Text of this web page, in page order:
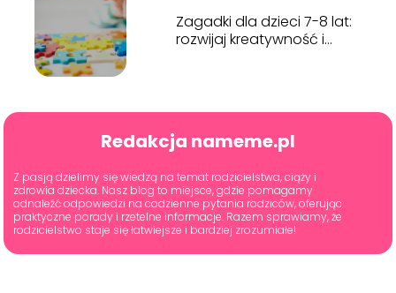
Zagadki dla dzieci 7-8 lat:
rozwijaj kreatywność i
Redakcja nameme.pl
Z pasją dzielimy się wiedzą na temat rodzicielstwa, ciąży i
zdrowia dziecka. Nasz blog to miejsce, gdzie pomagamy
odnaleźć odpowiedzi na codzienne pytania rodziców, oferując
praktyczne porady i rzetelne informacje. Razem sprawiamy, że
rodzicielstwo staje się łatwiejsze i bardziej zrozumiałe!